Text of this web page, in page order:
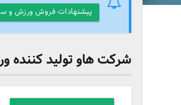
پیشنهادات فروش ورزش و
شرکت هاو تولید کننده